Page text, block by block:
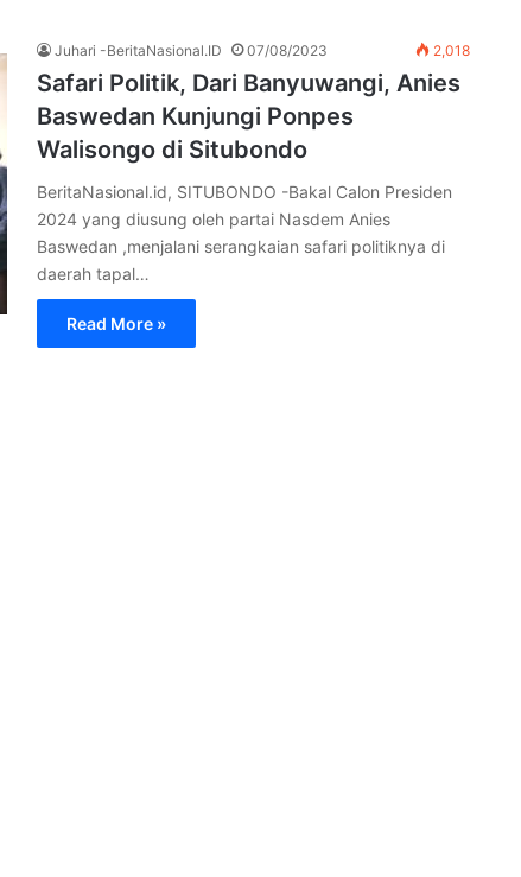
Juhari -BeritaNasional.ID 07/08/2023 2,018
Safari Politik, Dari Banyuwangi, Anies
Baswedan Kunjungi Ponpes
Walisongo di Situbondo
BeritaNasional.id, SITUBONDO -Bakal Calon Presiden
2024 yang diusung oleh partai Nasdem Anies
Baswedan ,menjalani serangkaian safari politiknya di
daerah tapal…
Read More »